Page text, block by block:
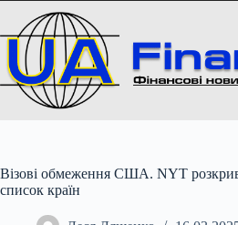
вмісту
Візові обмеження США. NYT
список країн